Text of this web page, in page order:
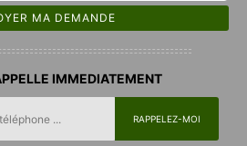
IMMEDIATEMENT